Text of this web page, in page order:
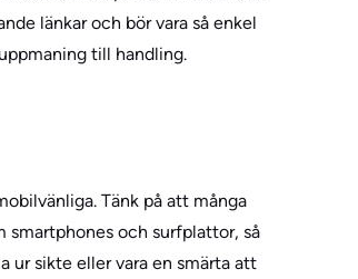
länkar och bör vara så enkel
till handling.
Tänk på att många
smartphones och surfplattor, så
ur sikte eller vara en smärta att